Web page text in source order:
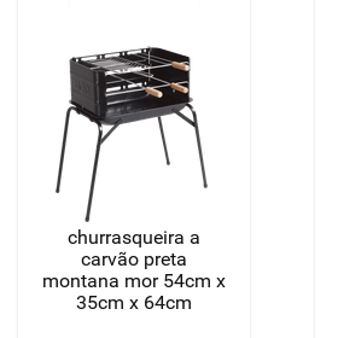
churrasqueira a
carvão preta
montana mor 54cm x
35cm x 64cm